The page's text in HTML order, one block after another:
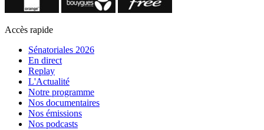
Accès rapide
Sénatoriales 2026
En direct
Replay
L'Actualité
Notre programme
Nos documentaires
Nos émissions
Nos podcasts